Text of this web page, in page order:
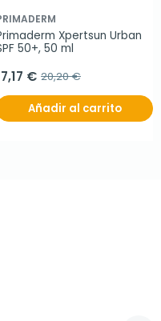
Xpertsun Urban
50+, 50 ml
€ 20,20 €
Añadir al carrito